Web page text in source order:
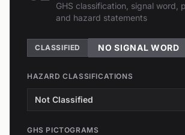
GHS classification, signal word,
and hazard statements
CLASSIFIED NO SIGNAL WORD
HAZARD CLASSIFICATIONS
Not Classified
GHS PICTOGRAMS